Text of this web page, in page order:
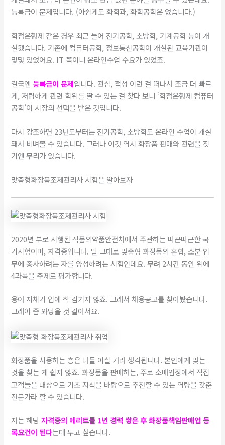
등록금이 문제입니다. (아쉽게도 화학과, 화학공학은 없습니다.)
​학점은행제 같은 경우 최근 들어 전기공학, 소방학, 기계공학 등이 개
설됐습니다. 기존에 컴퓨터공학, 정보통신공학이 개설된 교육기관이
몇몇 있었어요. IT 쪽이니 온라인수업 수요가 있었죠.
​결국엔등록금이 문제입니다. 관심, 적성 이런 걸 떠나서 조금 더 빠르
게, 저렴하게 관련 학위를 딸 수 있는 걸 찾다 보니 ‘학점은행제 컴퓨터
공학’이 시장의 선택을 받은 것입니다.
​다시 강조하면 23년도부터는 전기공학, 소방학도 온라인 수업이 개설
돼서 비벼볼 수 있습니다. 그러나 이것 역시 화장품 판매와 관련을 짓
기엔 무리가 있습니다.
맞춤형화장품조제관리사 시험을 알아보자
2020년 부로 시행된 식품의약품안전처에서 주관하는 따끈따근한 국
가시험이며, 자격증입니다. 말 그대로 맞춤형 화장품의 혼합, 소분 업
무에 종사하려는 자를 양성하려는 시험인데요. 무려 2시간 동안 위에
4과목을 주제로 평가합니다.
​용어 자체가 입에 착 감기지 않죠. 그래서 채용공고를 찾아봤습니다.
그래야 좀 와닿을 것 같아서요.
화장품을 사용하는 층은 다들 아실 거라 생각됩니다. 본인에게 맞는
것을 찾는 게 쉽지 않죠. 화장품을 판매하는, 주로 소매업장에서 직접
고객들을 대상으로 기초 지식을 바탕으로 추천할 수 있는 역량을 갖춘
전문가라 할 수 있습니다.
​저는 해당자격증의 메리트를 1년 경력 쌓은 후 화장품책임판매업 등
록요건이 된다는데 두고 싶습니다.